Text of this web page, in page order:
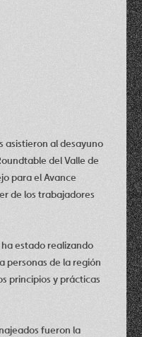
asistieron al desayuno
del Valle de
para el Avance
de los trabajadores
estado realizando
personas de la región
principios y prácticas
fueron la